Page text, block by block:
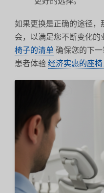
如果更换是正确的途径
会，以满足您不断变化的
椅子的清单 确保您的下
患者体验 经济实惠的座